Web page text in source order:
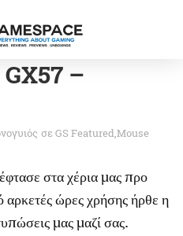
–
σε GS FeaturedMouse
έφτασε στα χέρια μας προ
ώρες χρήσης ήρθε η
μας μαζί σας.